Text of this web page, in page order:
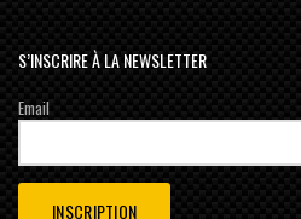
S’INSCRIRE À LA NEWSLETTER
Email